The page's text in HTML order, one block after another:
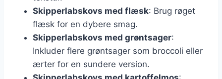
Skipperlabskovs med flæsk: Brug røget
flæsk for en dybere smag.
Skipperlabskovs med grøntsager:
Inkluder flere grøntsager som broccoli eller
ærter for en sundere version.